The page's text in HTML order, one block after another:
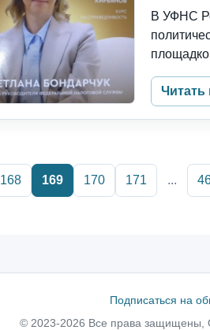
В УФНС
Читать
168 169 170 171 ...
Подписаться на
© 2023-2026 Все права защищены,